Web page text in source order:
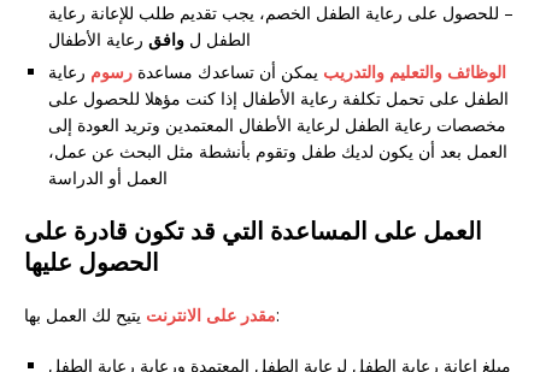
– للحصول على رعاية الطفل الخصم، يجب تقديم طلب للإعانة رعاية
الطفل ل وافق رعاية الأطفال
الوظائف والتعلیم والتدریب یمکن أن تساعدك مساعدة رسوم رعایة
الطفل علی تحمل تکلفة رعایة الأطفال إذا کنت مؤھلا للحصول علی
مخصصات رعایة الطفل لرعایة الأطفال المعتمدین وتريد العودة إلی
العمل بعد أن یکون لدیك طفل وتقوم بأنشطة مثل البحث عن عمل،
العمل أو الدراسة
العمل على المساعدة التي قد تكون قادرة على
الحصول عليها
مقدر على الانترنتيتيح لك العمل بها:
مبلغ إعانة رعاية الطفل لرعاية الطفل المعتمدة ورعاية رعاية الطفل